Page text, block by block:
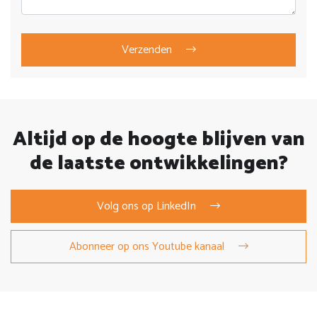
Bedrijfsnaam
Verzenden
Altijd op de hoogte blijven van
de laatste ontwikkelingen?
Volg ons op LinkedIn
Abonneer op ons Youtube kanaal